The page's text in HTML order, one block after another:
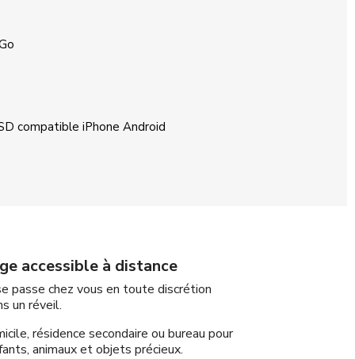
compatible iPhone Android
accessible à distance
passe chez vous en toute discrétion
un réveil.
résidence secondaire ou bureau pour
animaux et objets précieux.